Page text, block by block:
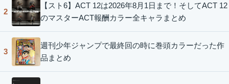
2
【スト6】ACT 12は2026年8月1日まで！そしてACT 12
のマスターACT報酬カラー全キャラまとめ
3
週刊少年ジャンプで最終回の時に巻頭カラーだった作
品まとめ